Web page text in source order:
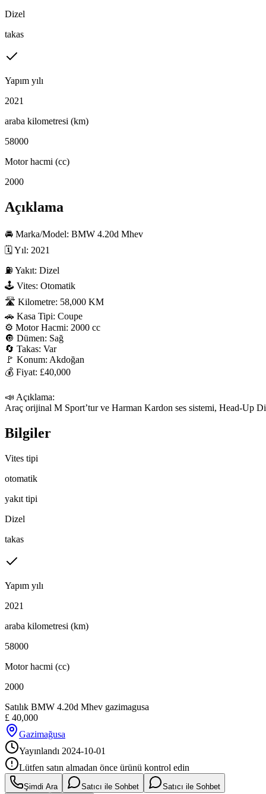
Dizel
takas
Yapım yılı
2021
araba kilometresi (km)
58000
Motor hacmi (cc)
2000
Açıklama
🚘 Marka/Model: BMW 4.20d Mhev
🗓 Yıl: 2021
⛽ Yakıt: Dizel
🕹 Vites: Otomatik
🛣 Kilometre: 58,000 KM
🚗 Kasa Tipi: Coupe
⚙️ Motor Hacmi: 2000 cc
🔘 Dümen: Sağ
🔄 Takas: Var
🚩 Konum: Akdoğan
💰 Fiyat: £40,000
📣 Açıklama:
Araç orijinal M Sport’tur ve Harman Kardon ses sistemi, Head-Up
Bilgiler
Vites tipi
otomatik
yakıt tipi
Dizel
takas
Yapım yılı
2021
araba kilometresi (km)
58000
Motor hacmi (cc)
2000
Satılık BMW 4.20d Mhev gazimagusa
£ 40,000
Gazimağusa
Yayınlandı 2024-10-01
Lütfen satın almadan önce ürünü kontrol edin
Şimdi Ara Satıcı ile Sohbet
Satıcı ile Sohbet